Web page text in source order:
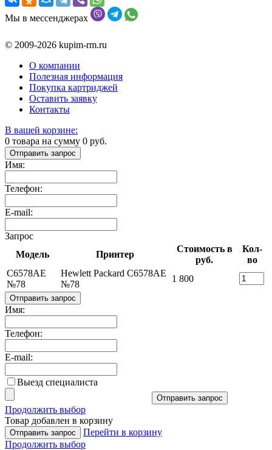
Мы в мессенджерах
© 2009-2026 kupim-rm.ru
О компании
Полезная информация
Покупка картриджей
Оставить заявку
Контакты
В вашей корзине:
0 товара на сумму 0 руб.
Отправить запрос
Имя:
Телефон:
E-mail:
Запрос
Модель
Принтер
Стоимость в
руб.
Кол-
во
C6578AE
№78
Hewlett Packard C6578AE
№78
1 800
Отправить запрос
Имя:
Телефон:
E-mail:
Выезд специалиста
Отправить запрос
Продолжить выбор
Товар добавлен в корзину
Отправить запрос
Перейти в корзину
Продолжить выбор